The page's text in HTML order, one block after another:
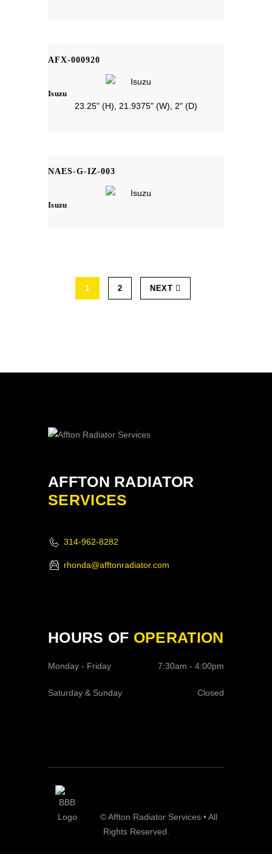
AFX-000920
Isuzu
23.25" (H), 21.9375" (W), 2" (D)
NAES-G-IZ-003
Isuzu
1 2 NEXT
AFFTON RADIATOR
SERVICES
314-962-8282
rhonda@afftonradiator.com
HOURS OF OPERATION
Monday - Friday 7:30am - 4:00pm
Saturday & Sunday Closed
© Affton Radiator Services • All
Rights Reserved.